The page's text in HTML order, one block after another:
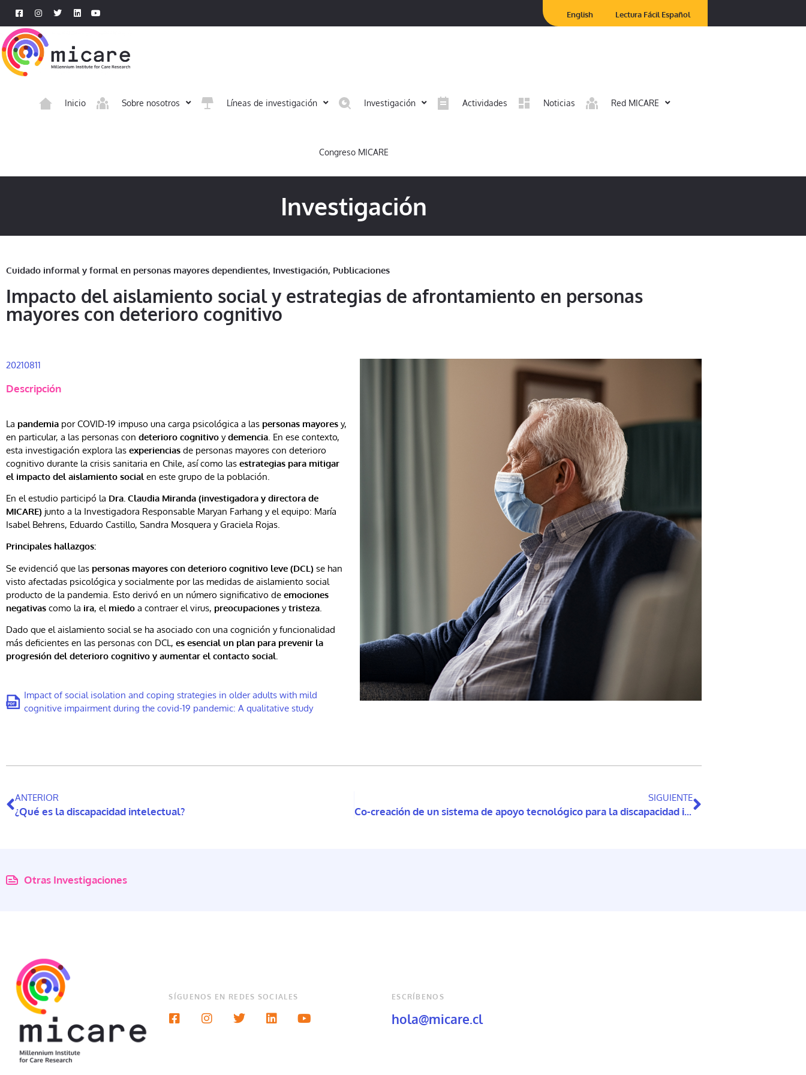
English Lectura Fácil Español
Inicio Sobre nosotros Líneas de investigación Investigación Actividades Noticias Red MICARE
Congreso MICARE
Investigación
Cuidado informal y formal en personas mayores dependientes, Investigación, Publicaciones
Impacto del aislamiento social y estrategias de afrontamiento en personas
mayores con deterioro cognitivo
20210811
Descripción
La pandemia por COVID-19 impuso una carga psicológica a las personas mayores y,
en particular, a las personas con deterioro cognitivo ydemencia . En ese contexto,
esta investigación explora las experiencias de personas mayores con deterioro
cognitivo durante la crisis sanitaria en Chile, así como las estrategias para mitigar
el impacto del aislamiento social en este grupo de la población.
En el estudio participó la Dra. Claudia Miranda (investigadora y directora de
MICARE) junto a la Investigadora Responsable Maryan Farhang y el equipo: María
Isabel Behrens, Eduardo Castillo, Sandra Mosquera y Graciela Rojas.
Principales hallazgos:
Se evidenció que las personas mayores con deterioro cognitivo leve (DCL) se han
visto afectadas psicológica y socialmente por las medidas de aislamiento social
producto de la pandemia. Esto derivó en un número significativo de emociones
negativas como la ira, el miedo a contraer el virus, preocupaciones ytristeza
Dado que el aislamiento social se ha asociado con una cognición y funcionalidad
más deficientes en las personas con DCL, es esencial un plan para prevenir la
progresión del deterioro cognitivo y aumentar el contacto social.
Impact of social isolation and coping strategies in older adults with mild
cognitive impairment during the covid-19 pandemic: A qualitative study
ANTERIOR
¿Qué es la discapacidad intelectual?
SIGUIENTE
Co-creación de un sistema de apoyo tecnológico para la discapacidad intelectual
Otras Investigaciones
SÍGUENOS EN REDES SOCIALES ESCRÍBENOS
hola@micare.cl